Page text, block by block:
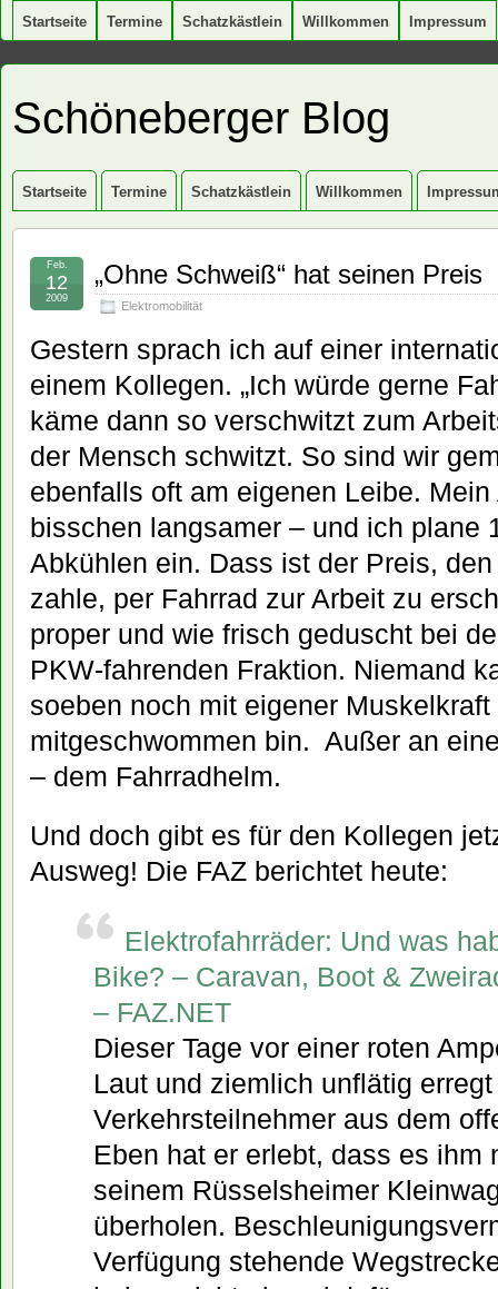
Startseite Termine Schatzkästlein Willkommen Impressum
Schöneberger Blog
Startseite Termine Schatzkästlein Willkommen
„Ohne Schweiß“ hat seinen Preis
Elektromobilität
Feb.
12
2009
Gestern sprach ich auf einer
einem Kollegen. „Ich würde gerne
käme dann so verschwitzt zum
der Mensch schwitzt. So sind wir
ebenfalls oft am eigenen Leibe.
bisschen langsamer – und ich plane
Abkühlen ein. Dass ist der Preis,
zahle, per Fahrrad zur Arbeit zu
proper und wie frisch geduscht bei
PKW-fahrenden Fraktion. Niemand
soeben noch mit eigener Muskelkraft
mitgeschwommen bin. Außer an
– dem Fahrradhelm.
Und doch gibt es für den Kollegen
Ausweg! Die FAZ berichtet heute:
Elektrofahrräder: Und was
Bike? – Caravan, Boot &
– FAZ.NET
Dieser Tage vor einer roten
Laut und ziemlich unflätig
Verkehrsteilnehmer aus dem
Eben hat er erlebt, dass es ihm
seinem Rüsselsheimer
überholen.
Verfügung stehende